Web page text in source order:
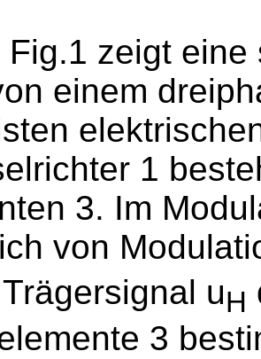
Fig.1 zeigt
einem
1
3. Im
von
uH
3